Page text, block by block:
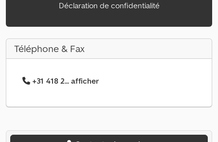
Déclaration de confidentialité
Téléphone & Fax
+31 418 2... afficher